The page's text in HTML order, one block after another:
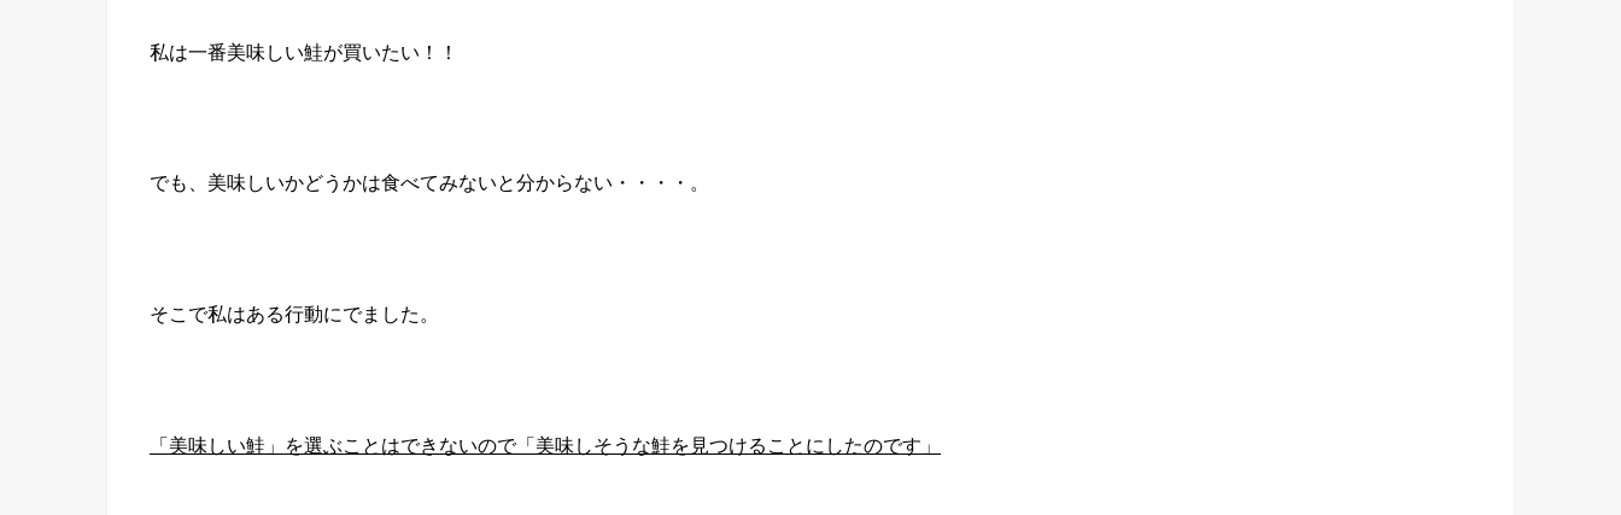
私は一番美味しい鮭が買いたい！！
でも、美味しいかどうかは食べてみないと分からない・・・・。
そこで私はある行動にでました。
「美味しい鮭」を選ぶことはできないので「美味しそうな鮭を見つけることにしたのです」